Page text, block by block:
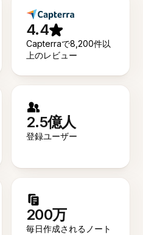
4.4
Capterraで8,200件以
上のレビュー
2.5億人
登録ユーザー
200万
毎日作成されるノート